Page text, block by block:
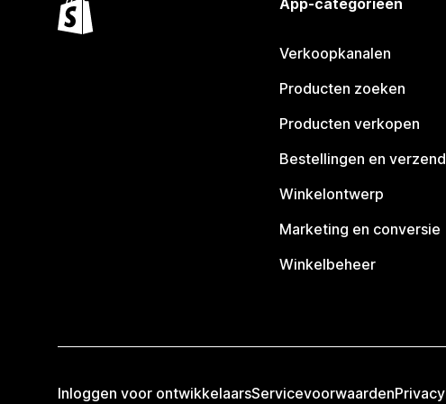
App-categorieën
Verkoopkanalen
Producten zoeken
Producten verkopen
Bestellingen en
Winkelontwerp
Marketing en conversie
Winkelbeheer
Inloggen voor ontwikkelaarsServicevoorwaarden